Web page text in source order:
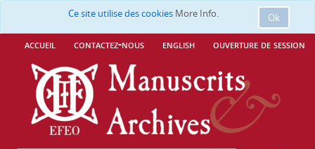
Ok
Ce site utilise des cookies More Info.
accueil contactez-nous english ouverture de session